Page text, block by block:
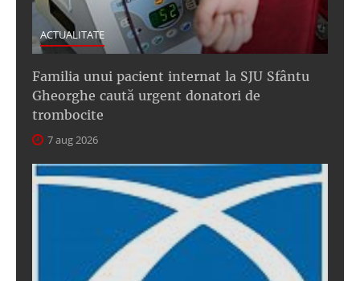
ACTUALITATE
Familia unui pacient internat la SJU Sfântu
Gheorghe caută urgent donatori de
trombocite
7 aug 2026